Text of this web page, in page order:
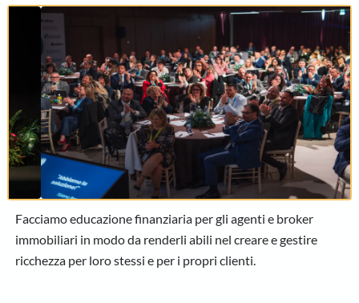
Facciamo educazione finanziaria per gli agenti e broker
immobiliari in modo da renderli abili nel creare e gestire
ricchezza per loro stessi e per i propri clienti.